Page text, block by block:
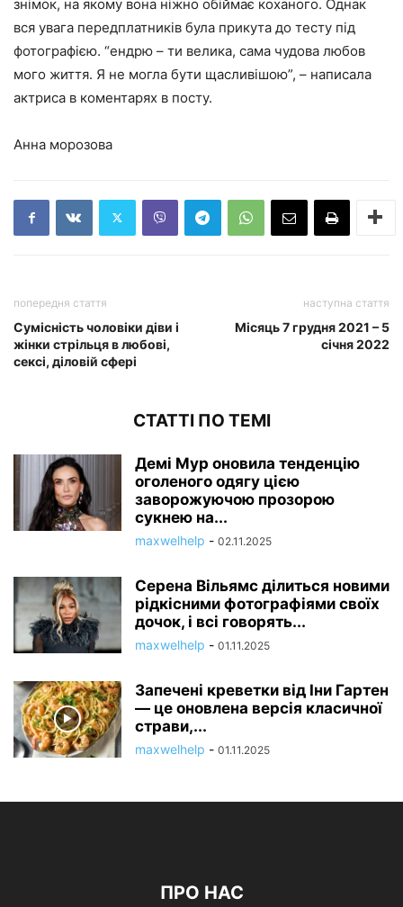
знімок, на якому вона ніжно обіймає коханого. Однак
вся увага передплатників була прикута до тесту під
фотографією. “ендрю – ти велика, сама чудова любов
мого життя. Я не могла бути щасливішою”, – написала
актриса в коментарях в посту.
Анна морозова
попередня стаття
Сумісність чоловіки діви і
жінки стрільця в любові,
сексі, діловій сфері
наступна стаття
Місяць 7 грудня 2021 – 5
січня 2022
СТАТТІ ПО ТЕМІ
Демі Мур оновила тенденцію
оголеного одягу цією
заворожуючою прозорою
сукнею на...
maxwelhelp - 02.11.2025
Серена Вільямс ділиться новими
рідкісними фотографіями своїх
дочок, і всі говорять...
maxwelhelp - 01.11.2025
Запечені креветки від Іни Гартен
— це оновлена ​​версія класичної
страви,...
maxwelhelp - 01.11.2025
ПРО НАС